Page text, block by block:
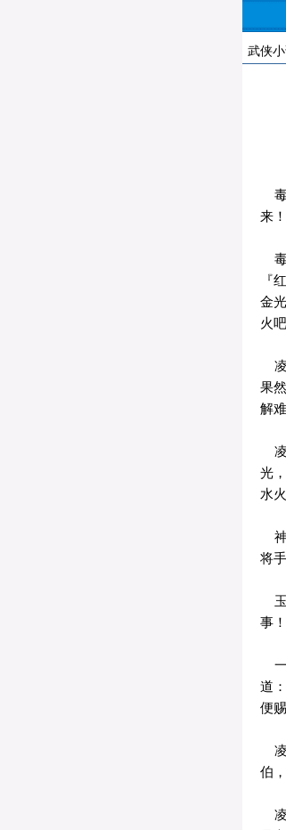
武侠小
毒
来
毒
『
金
火
凌
果
解
凌
光
水
神
将
玉
事
一
道
便
凌
伯
凌